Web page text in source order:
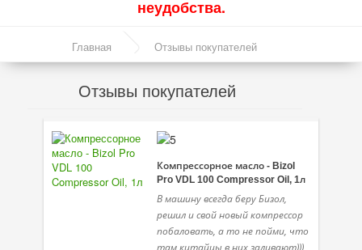
Синтетические масла
Полусинтетические масла
Масло с молибденом
Линейка масел Molygen
Линейка масел Top Tec
неудобства.
Главная Отзывы покупателей
Отзывы покупателей
Компрессорное масло - Bizol
Pro VDL 100 Compressor Oil, 1л
В машину всегда беру Бизол,
решил и свой новый компрессор
побаловать, а то не пойми, что